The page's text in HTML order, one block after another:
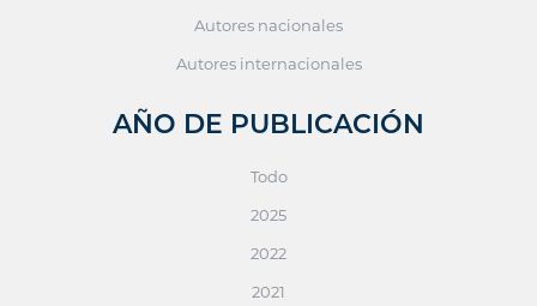
Autores nacionales
Autores internacionales
AÑO DE PUBLICACIÓN
Todo
2025
2022
2021